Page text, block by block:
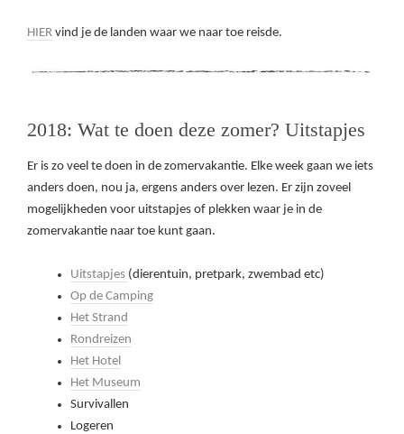
HIER vind je de landen waar we naar toe reisde.
2018: Wat te doen deze zomer? Uitstapjes
Er is zo veel te doen in de zomervakantie. Elke week gaan we iets
anders doen, nou ja, ergens anders over lezen. Er zijn zoveel
mogelijkheden voor uitstapjes of plekken waar je in de
zomervakantie naar toe kunt gaan.
Uitstapjes (dierentuin, pretpark, zwembad etc)
Op de Camping
Het Strand
Rondreizen
Het Hotel
Het Museum
Survivallen
Logeren